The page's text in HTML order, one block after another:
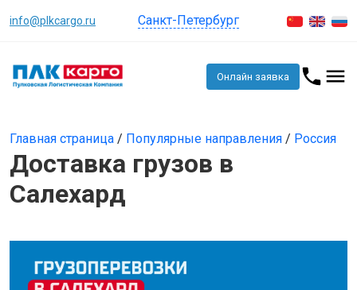
info@plkcargo.ru Санкт-Петербург
Онлайн заявка
Главная страница / Популярные направления / Россия
Доставка грузов в
Салехард